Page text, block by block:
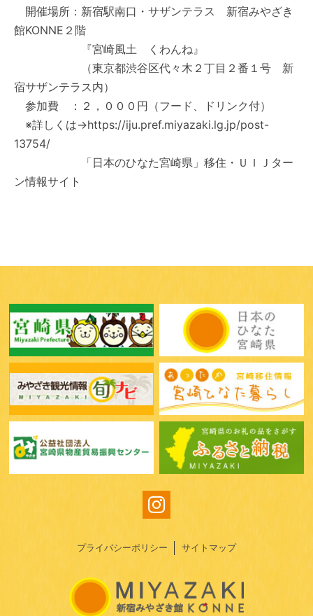
開催場所：新宿駅南口・サザンテラス 新宿みやざき
館KONNE２階
『宮崎風土 くわんね』
（東京都渋谷区代々木２丁目２番１号 新
宿サザンテラス内）
参加費 ：２，０００円（フード、ドリンク付）
※詳しくは→https://iju.pref.miyazaki.lg.jp/post-
13754/
「日本のひなた宮崎県」移住・ＵＩＪター
ン情報サイト
プライバシーポリシー サイトマップ